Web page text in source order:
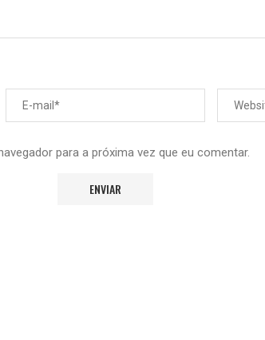
para a próxima vez que eu comentar.